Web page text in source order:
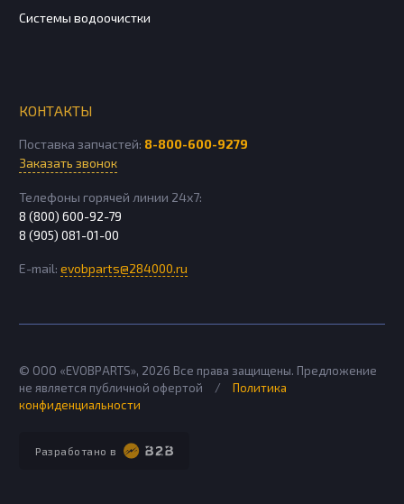
Системы водоочистки
КОНТАКТЫ
Поставка запчастей: 8-800-600-9279
Заказать звонок
Телефоны горячей линии 24х7:
8 (800) 600-92-79
8 (905) 081-01-00
E-mail: evobparts@284000.ru
Разработано в
© ООО «EVOBPARTS», 2026 Все права защищены. Предложение
не является публичной офертой
/
Политика
конфиденциальности